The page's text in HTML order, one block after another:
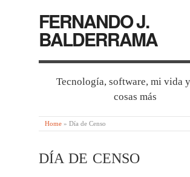
FERNANDO J.
BALDERRAMA
Tecnología, software, mi vida
cosas más
Home » Día de Censo
DÍA DE CENSO